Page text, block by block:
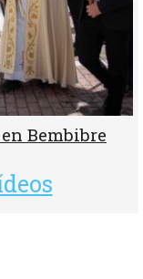
Bembibre